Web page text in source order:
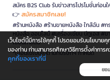
สมัคร B2S Club รับข่าวสารโปรโมชั่นก่อน
👉 สมัครสมาชิกเลย!
#ร้านหนังสือ #ร้านขายหนังสือ ใกล้ฉัน #ก
หนังสือ ออนไลน์ #เครื่องเขียน บีทูเอส #
เขียนใกล้ฉัน
*เงื่อนไขเป็นไปตามที่บริษัทฯ กำหนด
เว็บไซต์นี้มีการใช้คุกกี้ โปรดยอมรับนโยบาย
ของท่าน ท่านสามารถศึกษาวิธีการตั้งค่ากา
คุกกี้ของเราที่นี่
ยอ